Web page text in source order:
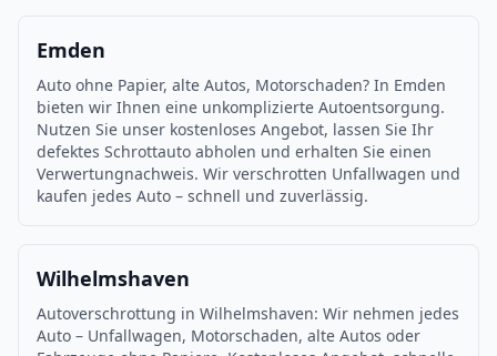
Emden
Auto ohne Papier, alte Autos, Motorschaden? In Emden
bieten wir Ihnen eine unkomplizierte Autoentsorgung.
Nutzen Sie unser kostenloses Angebot, lassen Sie Ihr
defektes Schrottauto abholen und erhalten Sie einen
Verwertungnachweis. Wir verschrotten Unfallwagen und
kaufen jedes Auto – schnell und zuverlässig.
Wilhelmshaven
Autoverschrottung in Wilhelmshaven: Wir nehmen jedes
Auto – Unfallwagen, Motorschaden, alte Autos oder